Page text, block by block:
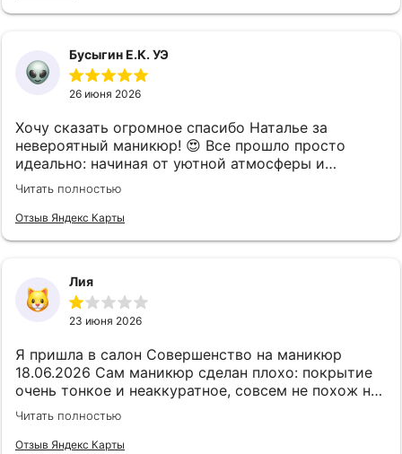
Бусыгин Е.К. УЭ
26 июня 2026
Хочу сказать огромное спасибо Наталье за
невероятный маникюр! 😍 Все прошло просто
идеально: начиная от уютной атмосферы и
заканчивая безупречным результатом. Каждый
этап выполнен максимально аккуратно и трепетно,
чувствуется бережное отношение к ногтям.
Читать полностью
Отзыв Яндекс Карты
Лия
23 июня 2026
Я пришла в салон Совершенство на маникюр
18.06.2026 Сам маникюр сделан плохо: покрытие
очень тонкое и неаккуратное, совсем не похож на
только сделанный маникюр, маникюр выполнен в
мокрой технике, инструменты старые и как будто
использованные, но продезинфицированные,
Читать полностью
Отзыв Яндекс Карты